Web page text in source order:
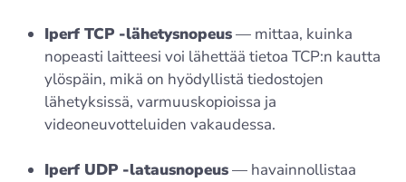
Iperf TCP -lähetysnopeus— mittaa, kuinka
nopeasti laitteesi voi lähettää tietoa TCP:n kautta
ylöspäin, mikä on hyödyllistä tiedostojen
lähetyksissä, varmuuskopioissa ja
videoneuvotteluiden vakaudessa.
Iperf UDP -latausnopeus— havainnollistaa